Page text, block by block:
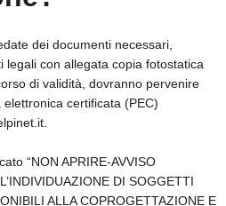
dei documenti necessari,
con allegata copia fotostatica
di validità, dovranno pervenire
certificata (PEC)
“NON APRIRE-AVVISO
DI SOGGETTI
ALLA COPROGETTAZIONE E